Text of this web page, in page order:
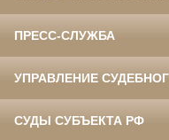
ПРЕСС-СЛУЖБА
УПРАВЛЕНИЕ
СУДЫ СУБЪЕКТА РФ